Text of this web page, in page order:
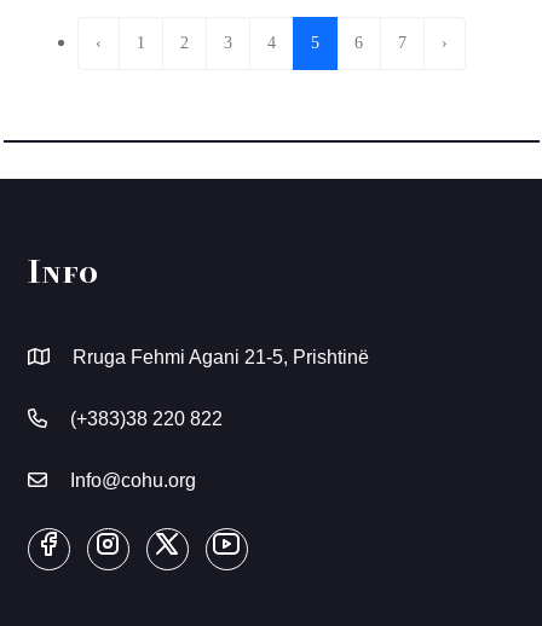
‹ 1 2 3 4 5 6 7 ›
Info
Rruga Fehmi Agani 21-5, Prishtinë
(+383)38 220 822
Info@cohu.org